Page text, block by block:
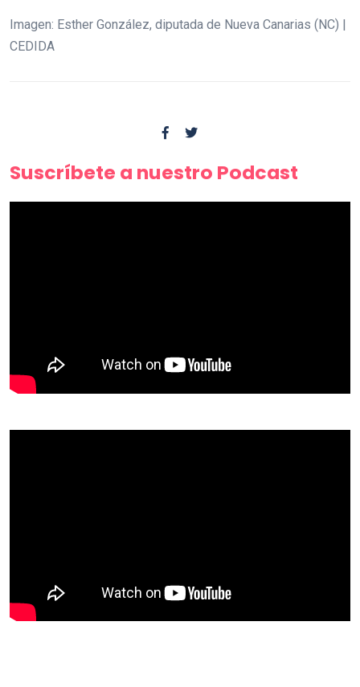
Imagen: Esther González, diputada de Nueva Canarias (NC) |
CEDIDA
Suscríbete a nuestro Podcast